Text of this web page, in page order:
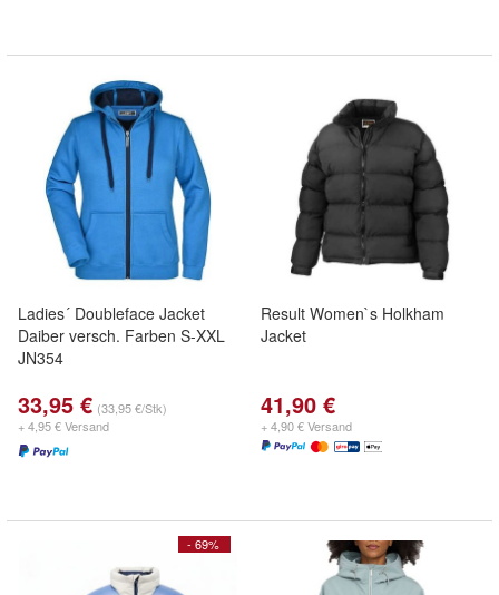
Ladies´ Doubleface Jacket
Daiber versch. Farben S-XXL
JN354
33,95 € (33,95 €/Stk)
+ 4,95 € Versand
Result Women`s Holkham
Jacket
41,90 €
+ 4,90 € Versand
- 69%